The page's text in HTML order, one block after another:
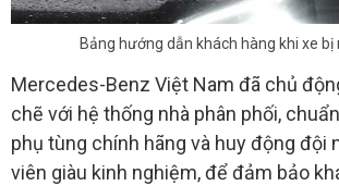
Bảng hướng dẫn khách hàng khi xe bị
Mercedes-Benz Việt Nam đã chủ
chẽ với hệ thống nhà phân phối,
phụ tùng chính hãng và huy động đội
viên giàu kinh nghiệm, để đảm bảo